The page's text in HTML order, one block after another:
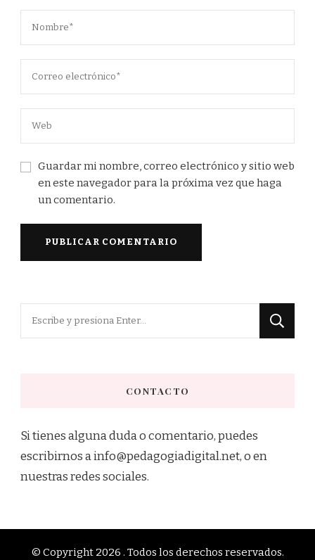
Guardar mi nombre, correo electrónico y sitio web
en este navegador para la próxima vez que haga
un comentario.
CONTACTO
Si tienes alguna duda o comentario, puedes
escribirnos a info@pedagogiadigital.net, o en
nuestras redes sociales.
© Copyright 2026 . Todos los derechos reservados.